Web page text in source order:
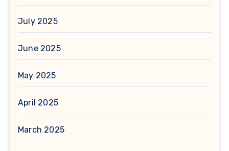
July 2025
June 2025
May 2025
April 2025
March 2025